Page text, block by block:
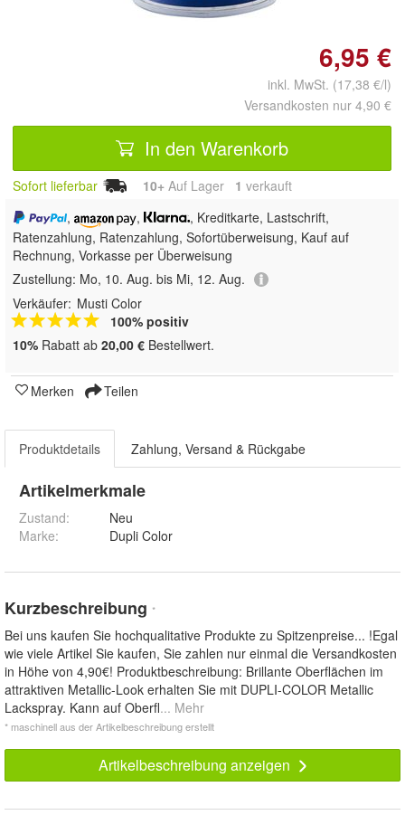
6,95 €
inkl. MwSt. (17,38 €/l)
Versandkosten nur 4,90 €
In den Warenkorb
Sofort lieferbar 10+ Auf Lager 1 verkauft
,
,
, Kreditkarte, Lastschrift,
Ratenzahlung, Ratenzahlung, Sofortüberweisung, Kauf auf
Rechnung, Vorkasse per Überweisung
Zustellung: Mo, 10. Aug. bis Mi, 12. Aug.
Verkäufer: Musti Color
100% positiv
10% Rabatt ab 20,00 € Bestellwert.
Merken Teilen
Produktdetails Zahlung, Versand & Rückgabe
Artikelmerkmale
Zustand:
Neu
Marke:
Dupli Color
Kurzbeschreibung *
Bei uns kaufen Sie hochqualitative Produkte zu Spitzenpreise... !Egal
wie viele Artikel Sie kaufen, Sie zahlen nur einmal die Versandkosten
in Höhe von 4,90€! Produktbeschreibung: Brillante Oberflächen im
attraktiven Metallic-Look erhalten Sie mit DUPLI-COLOR Metallic
Lackspray. Kann auf Oberfl... Mehr
* maschinell aus der Artikelbeschreibung erstellt
Artikelbeschreibung anzeigen